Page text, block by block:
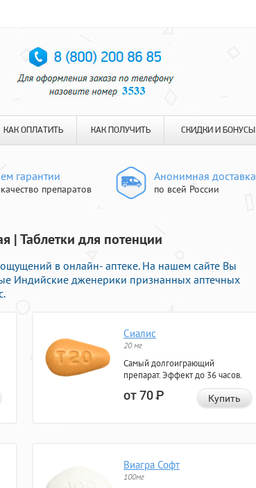
КАК ОПЛАТИТЬ КАК ПОЛУЧИТЬ СКИДКИ И БОНУСЫ
гарантии
препаратов
Анонимная доставка
по всей России
| Таблетки для потенции
в онлайн- аптеке. На нашем сайте Вы
Индийские дженерики признанных аптечных
Сиалис
20 мг
Самый долгоиграющий
препарат. Эффект до 36 часов.
от 70Р Купить
Виагра Софт
100мг